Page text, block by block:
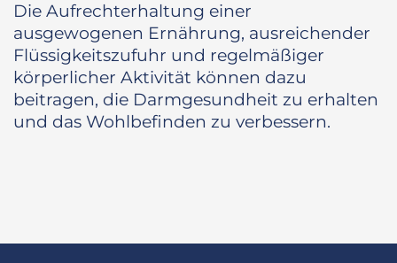
Die Aufrechterhaltung einer
ausgewogenen Ernährung, ausreichender
Flüssigkeitszufuhr und regelmäßiger
körperlicher Aktivität können dazu
beitragen, die Darmgesundheit zu erhalten
und das Wohlbefinden zu verbessern.